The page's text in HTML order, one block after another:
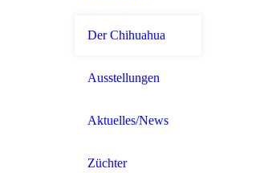
Der Chihuahua
Ausstellungen
Aktuelles/News
Züchter